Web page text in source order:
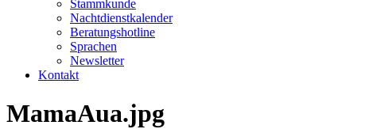
Stammkunde
Nachtdienstkalender
Beratungshotline
Sprachen
Newsletter
Kontakt
MamaAua.jpg